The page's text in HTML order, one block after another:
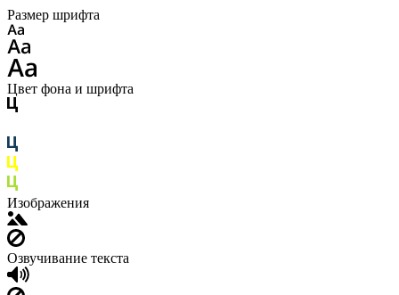
Размер шрифта
Цвет фона и шрифта
Изображения
Озвучивание текста